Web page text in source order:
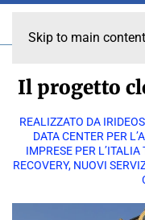
Skip to main content
Il progetto
REALIZZATO DA
DATA CENTER PER
IMPRESE PER
RECOVERY, NUOVI